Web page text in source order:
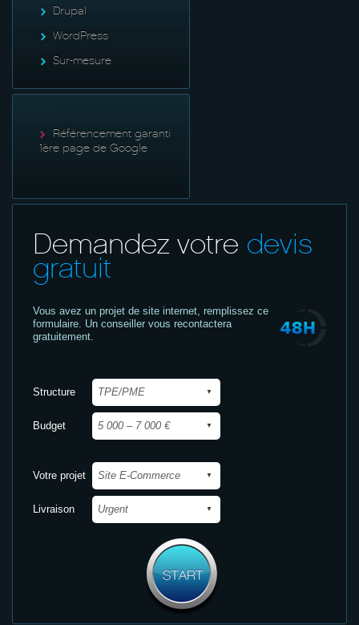
Drupal
WordPress
Sur-mesure
Référencement garanti
1ère page de Google
Demandez votre devis
gratuit
Vous avez un projet de site internet, remplissez ce
formulaire. Un conseiller vous recontactera
gratuitement.
Structure
Budget
Votre projet
Livraison